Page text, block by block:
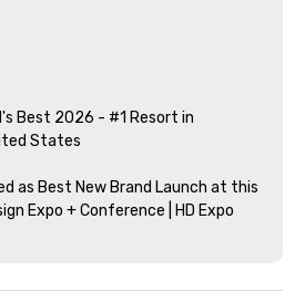
Best 2026 - #1 Resort in
States
as Best New Brand Launch at this
Expo + Conference | HD Expo